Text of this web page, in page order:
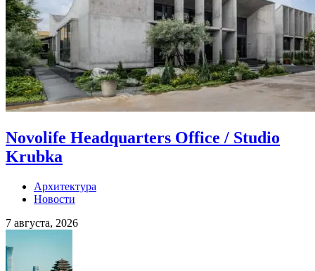
Novolife Headquarters Office / Studio
Krubka
Архитектура
Новости
7 августа, 2026